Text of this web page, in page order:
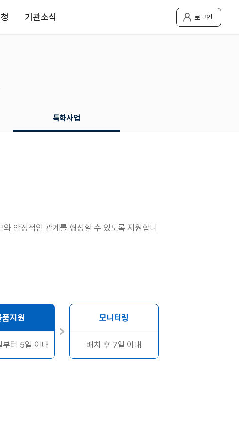
기관소식 로그인
특화사업
안정적인 관계를 형성할 수 있도록 지원합니
품지원
부터 5일 이내
모니터링
배치 후 7일 이내